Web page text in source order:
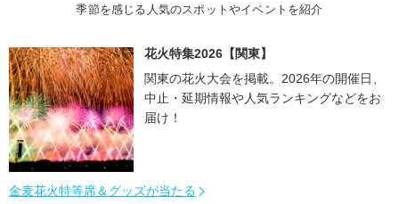
季節を感じる人気のスポットやイベントを紹介
花火特集2026【関東】
関東の花火大会を掲載。2026年の開催日、
中止・延期情報や人気ランキングなどをお
届け！
金麦花火特等席＆グッズが当たる